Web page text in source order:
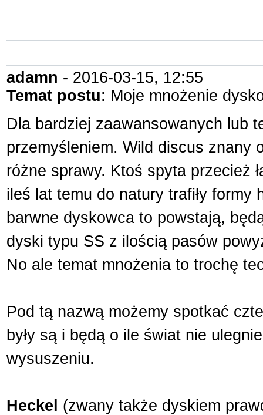
adamn - 2016-03-15, 12:55
Temat postu: Moje mnożenie
Dla bardziej zaawansowanych lub
przemyśleniem. Wild discus znany
różne sprawy. Ktoś spyta przecież
ileś lat temu do natury trafiły
barwne dyskowca to powstają,
dyski typu SS z ilością pasów
No ale temat mnożenia to trochę
Pod tą nazwą możemy spotkać
były są i będą o ile świat nie
wysuszeniu.
Heckel (zwany także dyskiem